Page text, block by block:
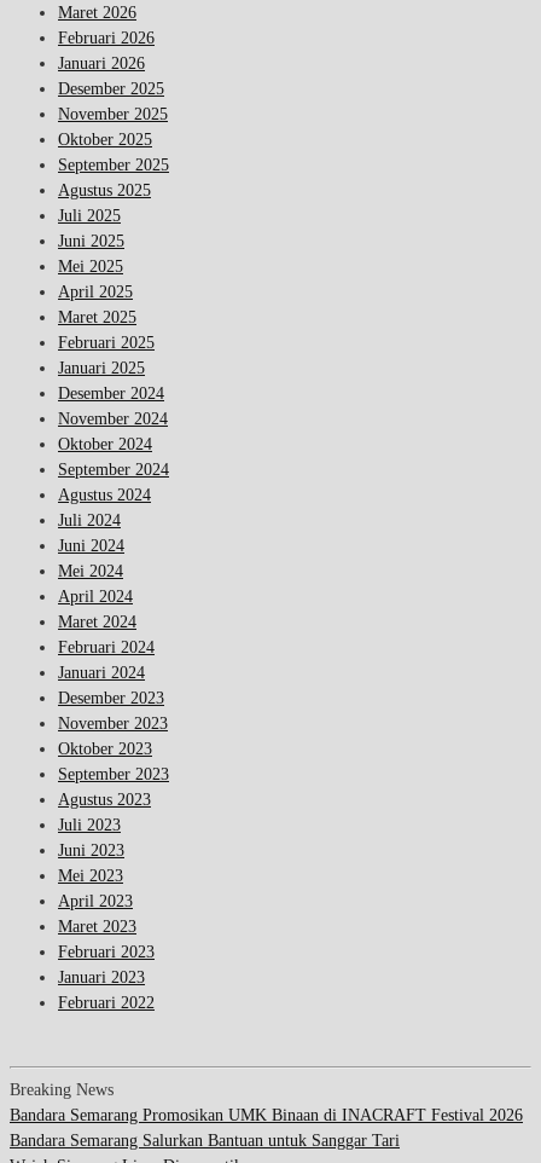
Maret 2026
Februari 2026
Januari 2026
Desember 2025
November 2025
Oktober 2025
September 2025
Agustus 2025
Juli 2025
Juni 2025
Mei 2025
April 2025
Maret 2025
Februari 2025
Januari 2025
Desember 2024
November 2024
Oktober 2024
September 2024
Agustus 2024
Juli 2024
Juni 2024
Mei 2024
April 2024
Maret 2024
Februari 2024
Januari 2024
Desember 2023
November 2023
Oktober 2023
September 2023
Agustus 2023
Juli 2023
Juni 2023
Mei 2023
April 2023
Maret 2023
Februari 2023
Januari 2023
Februari 2022
Breaking News
Bandara Semarang Promosikan UMK Binaan di INACRAFT Festival 2026
Bandara Semarang Salurkan Bantuan untuk Sanggar Tari